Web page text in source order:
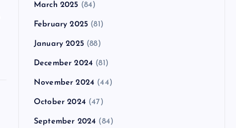
March 2025 (84)
February 2025 (81)
January 2025(88)
December 2024 (81)
November 2024 (44)
October 2024 (47)
September 2024 (84)